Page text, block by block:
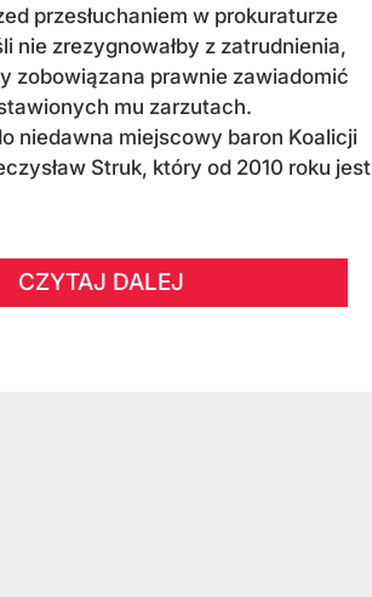
przesłuchaniem w prokuraturze
nie zrezygnowałby z zatrudnienia,
zobowiązana prawnie zawiadomić
mu zarzutach.
niedawna miejscowy baron Koalicji
Struk, który od 2010 roku jest
CZYTAJ DALEJ